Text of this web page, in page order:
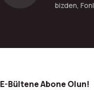
bizden,
E-Bültene Abone Olun!